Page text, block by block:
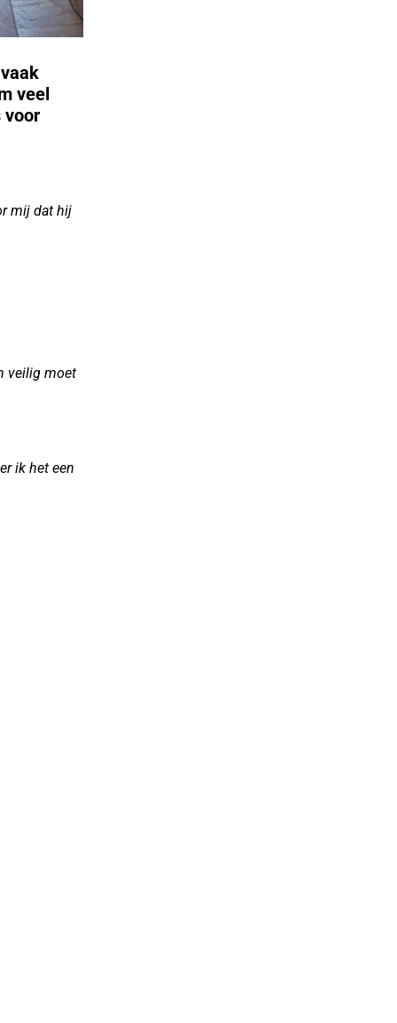
veel
voor
mij dat hij
veilig moet
ik het een